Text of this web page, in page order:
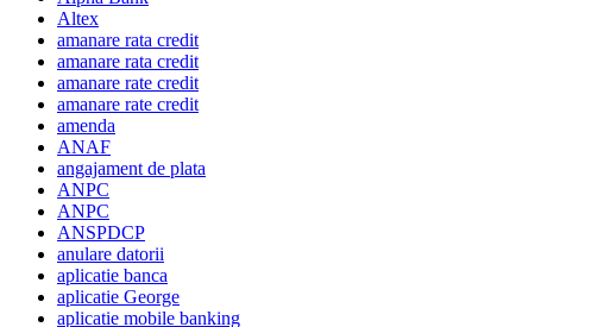
Altex
amanare rata credit
amanare rata credit
amanare rate credit
amanare rate credit
amenda
ANAF
angajament de plata
ANPC
ANPC
ANSPDCP
anulare datorii
aplicatie banca
aplicatie George
aplicatie mobile banking